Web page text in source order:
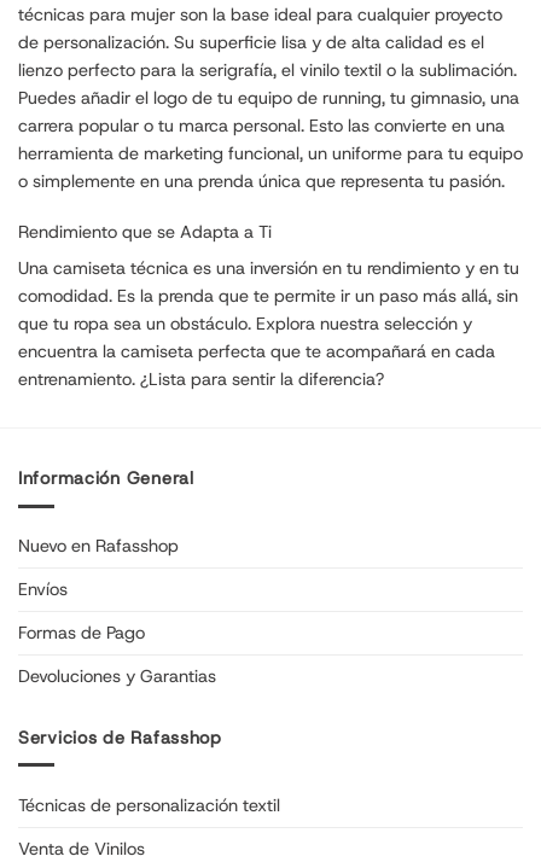
técnicas para mujer son la base ideal para cualquier proyecto
de personalización. Su superficie lisa y de alta calidad es el
lienzo perfecto para la serigrafía, el vinilo textil o la sublimación.
Puedes añadir el logo de tu equipo de running, tu gimnasio, una
carrera popular o tu marca personal. Esto las convierte en una
herramienta de marketing funcional, un uniforme para tu equipo
o simplemente en una prenda única que representa tu pasión.
Rendimiento que se Adapta a Ti
Una camiseta técnica es una inversión en tu rendimiento y en tu
comodidad. Es la prenda que te permite ir un paso más allá, sin
que tu ropa sea un obstáculo. Explora nuestra selección y
encuentra la camiseta perfecta que te acompañará en cada
entrenamiento. ¿Lista para sentir la diferencia?
Información General
Nuevo en Rafasshop
Envíos
Formas de Pago
Devoluciones y Garantias
Servicios de Rafasshop
Técnicas de personalización textil
Venta de Vinilos